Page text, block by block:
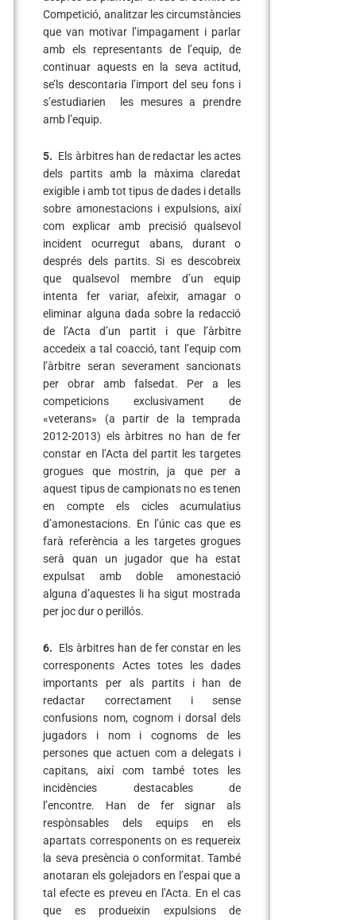
Competició, analitzar les circumstàncies
que van motivar l’impagament i parlar
amb els representants de l’equip, de
continuar aquests en la seva actitud,
se’ls descontaria l’import del seu fons i
s’estudiarien les mesures a prendre
amb l’equip.
5. Els àrbitres han de redactar les actes
dels partits amb la màxima claredat
exigible i amb tot tipus de dades i detalls
sobre amonestacions i expulsions, així
com explicar amb precisió qualsevol
incident ocurregut abans, durant o
després dels partits. Si es descobreix
que qualsevol membre d’un equip
intenta fer variar, afeixir, amagar o
eliminar alguna dada sobre la redacció
de l’Acta d’un partit i que l’àrbitre
accedeix a tal coacció, tant l’equip com
l’àrbitre seran severament sancionats
per obrar amb falsedat. Per a les
competicions exclusivament de
«veterans» (a partir de la temprada
2012-2013) els àrbitres no han de fer
constar en l’Acta del partit les targetes
grogues que mostrin, ja que per a
aquest tipus de campionats no es tenen
en compte els cicles acumulatius
d’amonestacions. En l’únic cas que es
farà referència a les targetes grogues
serà quan un jugador que ha estat
expulsat amb doble amonestació
alguna d’aquestes li ha sigut mostrada
per joc dur o perillós.
6. Els àrbitres han de fer constar en les
corresponents Actes totes les dades
importants per als partits i han de
redactar correctament i sense
confusions nom, cognom i dorsal dels
jugadors i nom i cognoms de les
persones que actuen com a delegats i
capitans, així com també totes les
incidències destacables de
l’encontre. Han de fer signar als
respònsables dels equips en els
apartats corresponents on es requereix
la seva presència o conformitat. També
anotaran els golejadors en l’espai que a
tal efecte es preveu en l’Acta. En el cas
que es produeixin expulsions de